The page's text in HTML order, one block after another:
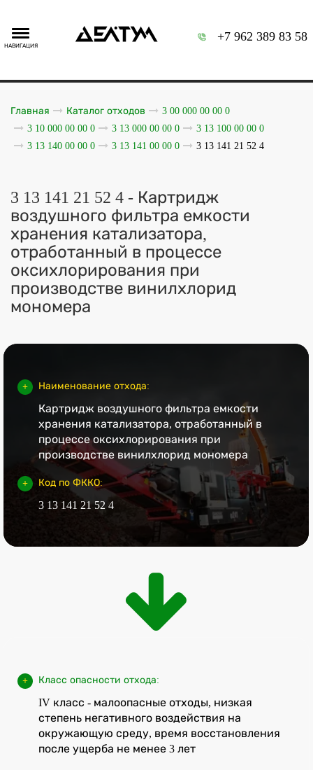
НАВИГАЦИЯ
+7 962 389 83 58
Главная Каталог отходов
3 00 000 00 00 0
3 10 000 00 00 0
3 13 000 00 00 0
3 13 100 00 00 0
3 13 140 00 00 0
3 13 141 00 00 0 3 13 141 21 52 4
3 13 141 21 52 4 - Картридж
воздушного фильтра емкости
хранения катализатора,
отработанный в процессе
оксихлорирования при
производстве винилхлорид
мономера
Наименование отхода:
Картридж воздушного фильтра емкости
хранения катализатора, отработанный в
процессе оксихлорирования при
производстве винилхлорид мономера
Код по ФККО:
3 13 141 21 52 4
Класс опасности отхода:
IV класс - малоопасные отходы, низкая
степень негативного воздействия на
окружающую среду, время восстановления
после ущерба не менее 3 лет